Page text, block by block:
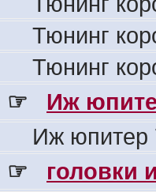
Тюнинг
Тюнинг
☞
Иж
Иж юпитер
☞
головки